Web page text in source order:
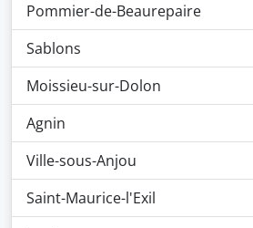
Pommier-de-Beaurepaire
Sablons
Moissieu-sur-Dolon
Agnin
Ville-sous-Anjou
Saint-Maurice-l'Exil